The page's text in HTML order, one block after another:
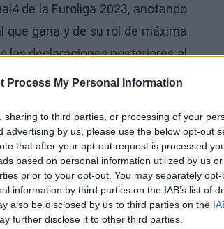
Process My Personal Information
sharing to third parties, or processing of your
advertising by us, please use the below opt-out
that after your opt-out request is processed
based on personal information utilized by us
prior to your opt-out. You may separately
information by third parties on the IAB’s list of
also be disclosed by us to third parties on the
further disclose it to other third parties.
de la Euroliga 2023, anotando
que gana y de su rol de máxima
las declaraciones posteriores al
la enorme decepción. Muy